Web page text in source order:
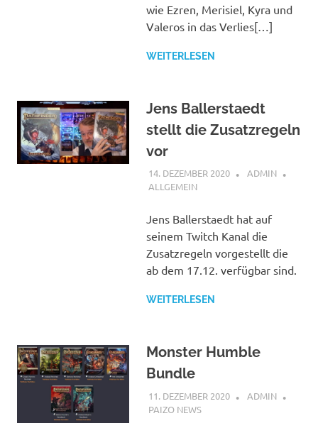
wie Ezren, Merisiel, Kyra und
Valeros in das Verlies[…]
WEITERLESEN
Jens Ballerstaedt
stellt die Zusatzregeln
vor
14. DEZEMBER 2020
ADMIN
ALLGEMEIN
Jens Ballerstaedt hat auf
seinem Twitch Kanal die
Zusatzregeln vorgestellt die
ab dem 17.12. verfügbar sind.
WEITERLESEN
Monster Humble
Bundle
11. DEZEMBER 2020
ADMIN
PAIZO NEWS